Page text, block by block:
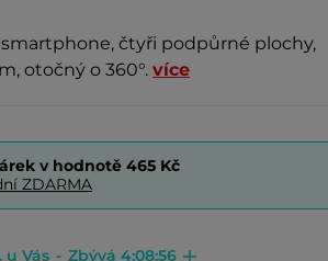
smartphone, čtyři podpůrné plochy,
otočný o 360°. více
v hodnotě 465 Kč
ZDARMA
u Vás - Zbývá 4:08:55